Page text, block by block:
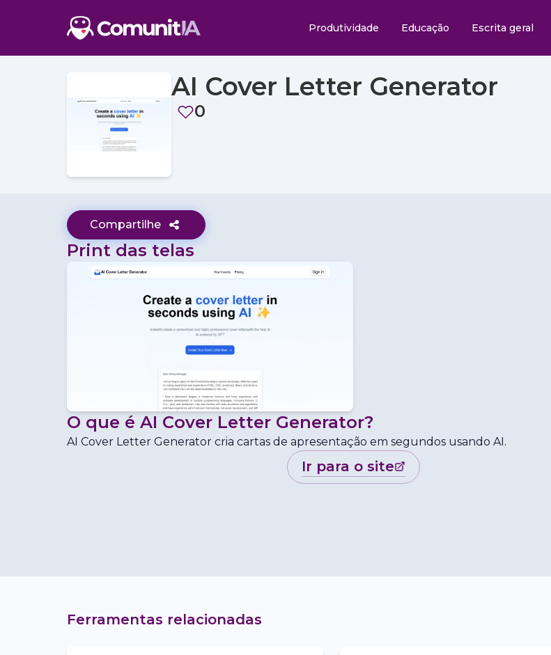
Produtividade Educação Escrita geral
AI Cover Letter Generator
0
Compartilhe
Print das telas
O que é AI Cover Letter Generator?
AI Cover Letter Generator cria cartas de apresentação em segundos usando AI.
ir para o site
Ferramentas relacionadas